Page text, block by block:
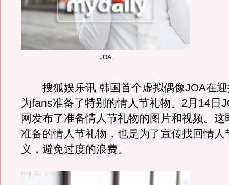
JOA
搜狐娱乐讯 韩国首个虚拟偶像JOA在迎
为fans准备了特别的情人节礼物。2月14日
网发布了准备情人节礼物的图片和视频。
准备的情人节礼物，也是为了宣传找回情人
义，避免过度的浪费。